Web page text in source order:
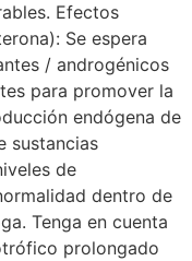
Efectos
Se espera
/ androgénicos
para promover la
endógena de
sustancias
de
dentro de
Tenga en cuenta
prolongado